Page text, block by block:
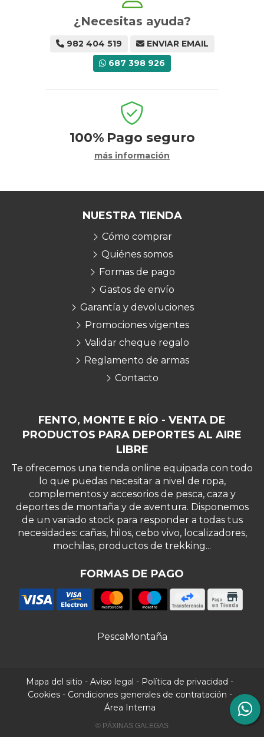
¿Necesitas ayuda?
982 404 519
ENVIAR EMAIL
687 398 926
100% Pago seguro
más información
FENTO, MONTE E RÍO - VENTA DE
PRODUCTOS PARA DEPORTES AL AIRE
LIBRE
Te ofrecemos una tienda online equipada con todo
lo que puedas necesitar a nivel de ropa,
complementos y accesorios de pesca, caza y
deportes de montaña y de aventura. Disponemos
de un variado stock para responder a todas tus
necesidades: cañas, hilos, cebo vivo, localizadores,
mochilas, productos de trekking...
FORMAS DE PAGO
NUESTRA TIENDA
Cómo comprar
Quiénes somos
Formas de pago
Gastos de envío
Garantía y devoluciones
Promociones vigentes
Validar cheque regalo
Reglamento de armas
Contacto
Pesca Montaña
Mapa del sitio - Aviso legal - Política de privacidad -
Cookies- Condiciones generales de contratación -
Área Interna
© PÁXINAS GALEGAS